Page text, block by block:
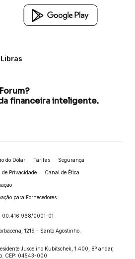
financeira inteligente.
do Dólar Tarifas Segurança
de Privacidade Canal de Ética
para Fornecedores
00.416.968/0001-01
1219 - Santo Agostinho.
Juscelino Kubitschek, 1.400, 8º andar,
CEP: 04543-000